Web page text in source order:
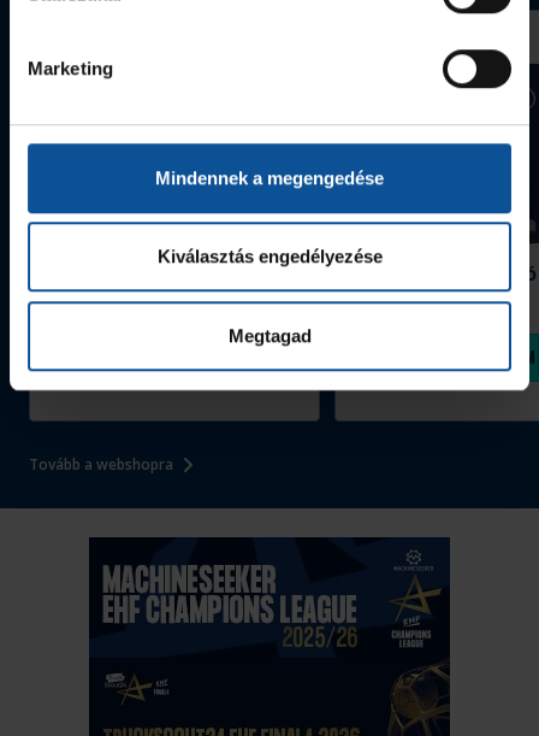
Marketing
Mindennek a megengedése
Kiválasztás engedélyezése
Megtagad
Tovább a webshopra
Grafitceruza 25/26
390 Ft
Szeged
Megvásárolom